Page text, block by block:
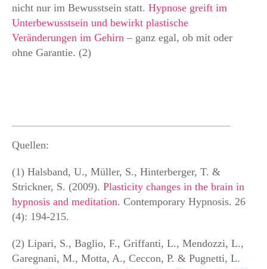
nicht nur im Bewusstsein statt. Hypnose greift im
Unterbewusstsein und bewirkt plastische
Veränderungen im Gehirn – ganz egal, ob mit oder
ohne Garantie. (2)
Quellen:
(1) Halsband, U., Müller, S., Hinterberger, T. &
Strickner, S. (2009). Plasticity changes in the brain in
hypnosis and meditation. Contemporary Hypnosis. 26
(4): 194-215.
(2) Lipari, S., Baglio, F., Griffanti, L., Mendozzi, L.,
Garegnani, M., Motta, A., Ceccon, P. & Pugnetti, L.